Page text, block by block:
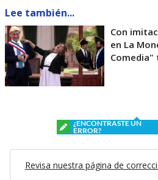
Lee también...
Con
en La
Comedia"
¿ENCONTRASTE UN
ERROR?
Revisa nuestra página de